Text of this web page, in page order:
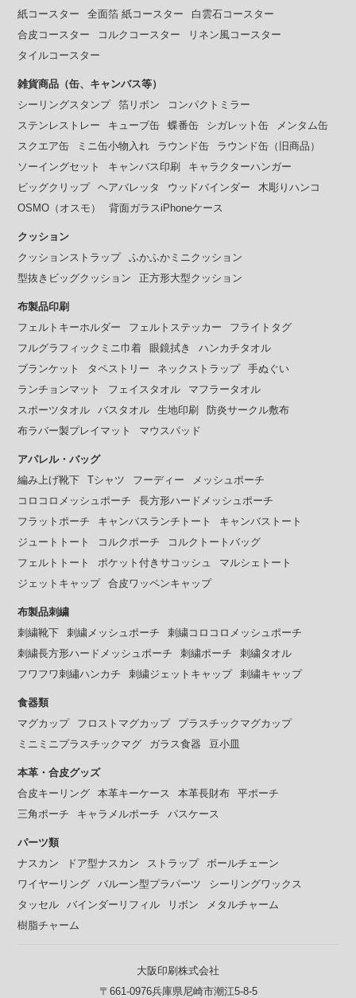
紙コースター
全面箔 紙コースター
白雲石コースター
合皮コースター
コルクコースター
リネン風コースター
タイルコースター
雑貨商品（缶、キャンバス等）
シーリングスタンプ
箔リボン
コンパクトミラー
ステンレストレー
キューブ缶 蝶番缶 シガレット缶
メンタム缶
スクエア缶
ミニ缶小物入れ ラウンド缶
ラウンド缶（旧商品）
ソーイングセット
キャンバス印刷
キャラクターハンガー
ビッグクリップ
ヘアバレッタ ウッドバインダー
木彫りハンコ
OSMO（オスモ）
背面ガラスiPhoneケース
クッション
クッションストラップ
ふかふかミニクッション
型抜きビッグクッション
正方形大型クッション
布製品印刷
フェルトキーホルダー
フェルトステッカー
フライトタグ
フルグラフィックミニ巾着
眼鏡拭き
ハンカチタオル
ブランケット
タペストリー ネックストラップ
手ぬぐい
ランチョンマット
フェイスタオル
マフラータオル
スポーツタオル
バスタオル 生地印刷
防炎サークル敷布
布ラバー製プレイマット
マウスパッド
アパレル・バッグ
編み上げ靴下
Tシャツ フーディー
メッシュポーチ
コロコロメッシュポーチ
長方形ハードメッシュポーチ
フラットポーチ
キャンバスランチトート
キャンバストート
ジュートトート
コルクポーチ
コルクトートバッグ
フェルトトート
ポケット付きサコッシュ
マルシェトート
ジェットキャップ
合皮ワッペンキャップ
布製品刺繍
刺繍靴下
刺繍メッシュポーチ
刺繍コロコロメッシュポーチ
刺繍長方形ハードメッシュポーチ
刺繍ポーチ
刺繍タオル
フワフワ刺繡ハンカチ
刺繍ジェットキャップ 刺繍キャップ
食器類
マグカップ
フロストマグカップ
プラスチックマグカップ
ミニミニプラスチックマグ
ガラス食器 豆小皿
本革・合皮グッズ
合皮キーリング
本革キーケース 本革長財布
平ポーチ
三角ポーチ
キャラメルポーチ パスケース
パーツ類
ナスカン
ドア型ナスカン ストラップ
ボールチェーン
ワイヤーリング
バルーン型プラパーツ
シーリングワックス
タッセル
バインダーリフィル リボン
メタルチャーム
樹脂チャーム
大阪印刷株式会社
〒661-0976兵庫県尼崎市潮江5-8-5